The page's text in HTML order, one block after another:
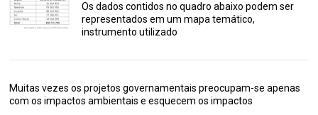
Os dados contidos no quadro abaixo podem ser
representados em um mapa temático,
instrumento utilizado
Muitas vezes os projetos governamentais preocupam-se apenas
com os impactos ambientais e esquecem os impactos